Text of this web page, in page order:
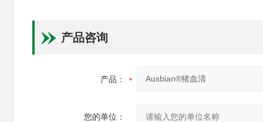
产品咨询
产品：
您的单位：